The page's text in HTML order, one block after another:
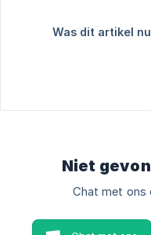
Was dit artikel
Niet
Chat met ons